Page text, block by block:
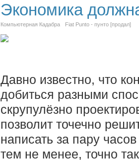
Экономика
Компьютерная Кадабра Fiat Punto - пунто [продал]
Давно известно, что
добиться разными
скрупулёзно
позволит точечно
написать за пару
тем не менее, точно